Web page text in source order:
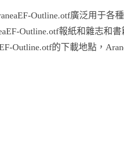
Outline.otf廣泛用于各
Outline.otf報紙和雜志和
Outline.otf的下載地點，